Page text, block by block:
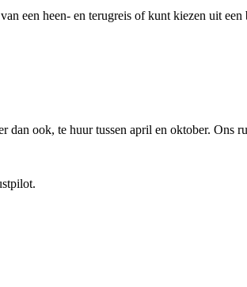
een heen- en terugreis of kunt kiezen uit een
ook, te huur tussen april en oktober. Ons